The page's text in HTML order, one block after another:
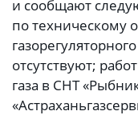
и сообщают
по техническому
отсутствуют;
газа в СНТ